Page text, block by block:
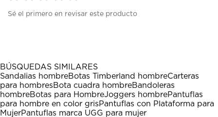
para
1
estrella
Esta
acción
abrirá
el
para
estrellas.
Esta
acción
abrirá
el
para
estrellas.
Esta
acción
abrirá
el
para
estrellas.
Esta
acción
abrirá
el
para
estrellas.
Esta
acción
abrirá
el
Sé el primero en revisar este producto
BÚSQUEDAS SIMILARES
Sandalias hombreBotas Timberland hombreCarteras
para hombresBota cuadra hombreBandoleras
hombreBotas para HombreJoggers hombrePantuflas
para hombre en color grisPantuflas con Plataforma para
MujerPantuflas marca UGG para mujer